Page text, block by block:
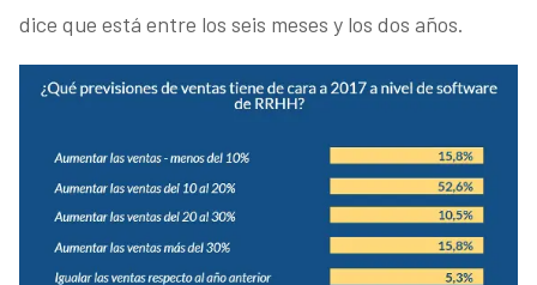
dice que está entre los seis meses y los dos años.